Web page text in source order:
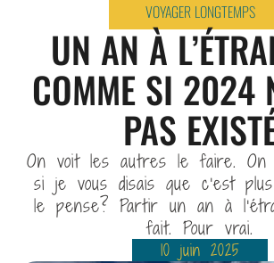
VOYAGER LONGTEMPS
UN AN À
COMME SI 2024
PAS
On voit les autres le faire. On
si je vous disais que c’est
le pense? Partir un an à
fait. Pour vrai.
10 juin 2025